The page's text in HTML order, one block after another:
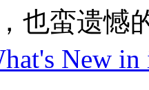
也蛮遗憾
New in